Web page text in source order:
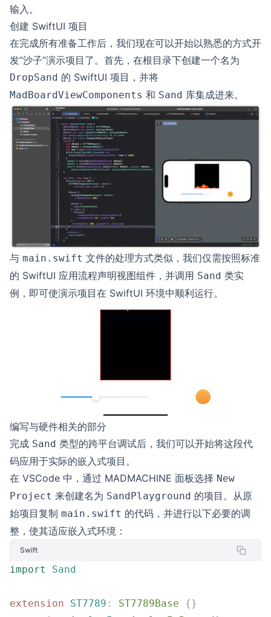
输入。
创建 SwiftUI 项目
在完成所有准备工作后，我们现在可以开始以熟悉的方式开
发“沙子”演示项目了。首先，在根目录下创建一个名为
DropSand 的 SwiftUI 项目，并将
MadBoardViewComponents 和 Sand 库集成进来。
与 main.swift 文件的处理方式类似，我们仅需按照标准
的 SwiftUI 应用流程声明视图组件，并调用 Sand 类实
例，即可使演示项目在 SwiftUI 环境中顺利运行。
编写与硬件相关的部分
完成 Sand 类型的跨平台调试后，我们可以开始将这段代
码应用于实际的嵌入式项目。
在 VSCode 中，通过 MADMACHINE 面板选择 New
Project 来创建名为 SandPlayground 的项目。从原
始项目复制 main.swift 的代码，并进行以下必要的调
整，使其适应嵌入式环境：
Swift
import Sand
extension ST7789 : ST7789Base {}